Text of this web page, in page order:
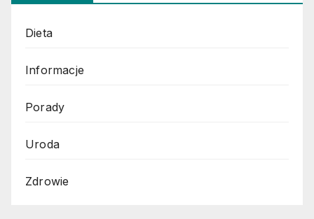
Dieta
Informacje
Porady
Uroda
Zdrowie